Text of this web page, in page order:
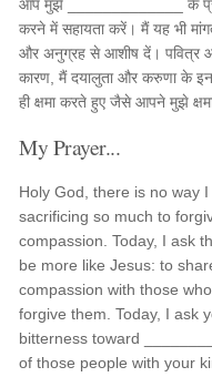
आप मुझे _____________ के
करने में सहायता करें। मैं यह भी
और अनुग्रह से आशीष दें। पवित्र
कारण, मैं दयालुता और करुणा के इन
ही क्षमा करते हुए जैसे आपने मुझे
My Prayer...
Holy God, there is no way
sacrificing so much to
compassion. Today, I ask
be more like Jesus: to
compassion with those
forgive them. Today, I ask
bitterness toward
of those people with your